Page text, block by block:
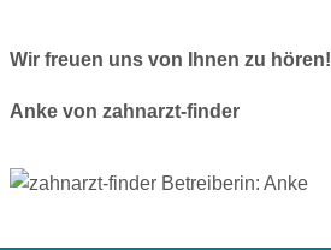
Wir freuen uns von Ihnen zu hören!
Anke von zahnarzt-finder